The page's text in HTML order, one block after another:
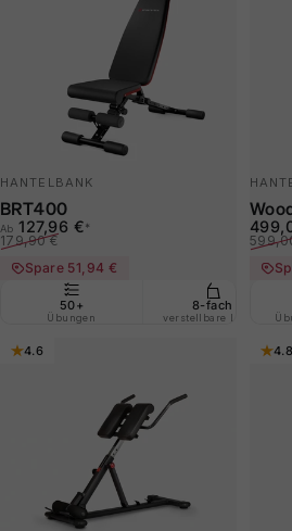
HANTELBANK
BRT400
Verkaufspreis
Ab 127,96 €*
Normaler Preis
179,90 €
Spare 51,94 €
50+
Übungen
8-fach
verstellbare Lehne
4.6 4.8